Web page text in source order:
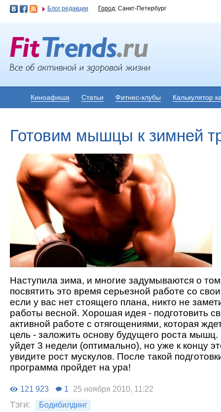
Блог редакции Город: Санкт-Петербург
Киноафиша Статьи Фитнес-клубы Калькулятор
Готовим мышцы к зимней
Наступила зима, и многие задумываются о
посвятить это время серьезной работе со
если у вас нет стоящего плана, никто не
работы весной. Хорошая идея - подготовить
активной работе с отягощениями, которая
цель - заложить основу будущего роста мышц.
уйдет 3 недели (оптимально), но уже к концу
увидите рост мускулов. После такой
программа пройдет на ура!
121 923 1 25 ноября 2010, 11:22
Тэги: Бодибилдинг